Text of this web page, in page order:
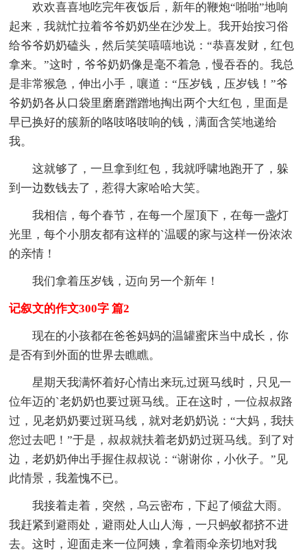
欢欢喜喜地吃完年夜饭后，新年的鞭炮“啪啪”地响
起来，我就忙拉着爷爷奶奶坐在沙发上。我开始按习俗
给爷爷奶奶磕头，然后笑笑嘻嘻地说：“恭喜发财，红包
拿来。”这时，爷爷奶奶像是毫不着急，慢吞吞的。我总
是非常猴急，伸出小手，嚷道：“压岁钱，压岁钱！”爷
爷奶奶各从口袋里磨磨蹭蹭地掏出两个大红包，里面是
早已换好的簇新的咯吱咯吱响的钱，满面含笑地递给
我。
这就够了，一旦拿到红包，我就呼啸地跑开了，躲
到一边数钱去了，惹得大家哈哈大笑。
我相信，每个春节，在每一个屋顶下，在每一盏灯
光里，每个小朋友都有这样的`温暖的家与这样一份浓浓
的亲情！
我们拿着压岁钱，迈向另一个新年！
记叙文的作文300字 篇2
现在的小孩都在爸爸妈妈的温罐蜜床当中成长，你
是否有到外面的世界去瞧瞧。
星期天我满怀着好心情出来玩,过斑马线时，只见一
位年迈的`老奶奶也要过斑马线。正在这时，一位叔叔路
过，见老奶奶要过斑马线，就对老奶奶说：“大妈，我扶
您过去吧！”于是，叔叔就扶着老奶奶过斑马线。到了对
边，老奶奶伸出手握住叔叔说：“谢谢你，小伙子。”见
此情景，我羞愧不已。
我接着走着，突然，乌云密布，下起了倾盆大雨。
我赶紧到避雨处，避雨处人山人海，一只蚂蚁都挤不进
去。这时，迎面走来一位阿姨，拿着雨伞亲切地对我